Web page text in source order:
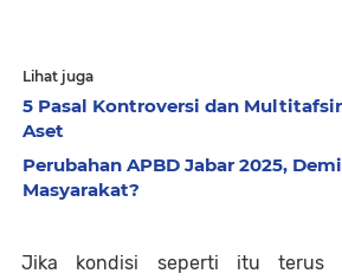
Lihat juga
5 Pasal Kontroversi dan
Aset
Perubahan APBD Jabar 2025,
Masyarakat?
Jika kondisi seperti itu terus